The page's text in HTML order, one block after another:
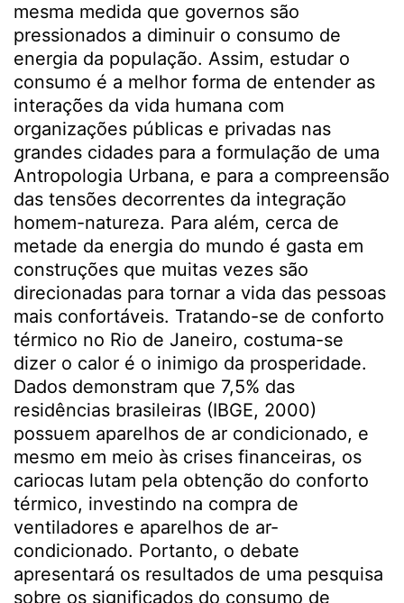
mesma medida que governos são
pressionados a diminuir o consumo de
energia da população. Assim, estudar o
consumo é a melhor forma de entender as
interações da vida humana com
organizações públicas e privadas nas
grandes cidades para a formulação de uma
Antropologia Urbana, e para a compreensão
das tensões decorrentes da integração
homem-natureza. Para além, cerca de
metade da energia do mundo é gasta em
construções que muitas vezes são
direcionadas para tornar a vida das pessoas
mais confortáveis. Tratando-se de conforto
térmico no Rio de Janeiro, costuma-se
dizer o calor é o inimigo da prosperidade.
Dados demonstram que 7,5% das
residências brasileiras (IBGE, 2000)
possuem aparelhos de ar condicionado, e
mesmo em meio às crises financeiras, os
cariocas lutam pela obtenção do conforto
térmico, investindo na compra de
ventiladores e aparelhos de ar-
condicionado. Portanto, o debate
apresentará os resultados de uma pesquisa
sobre os significados do consumo de